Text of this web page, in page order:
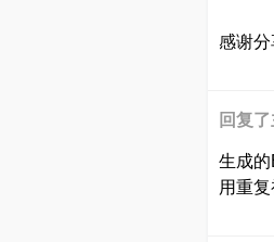
感谢分
回复
生成
用重